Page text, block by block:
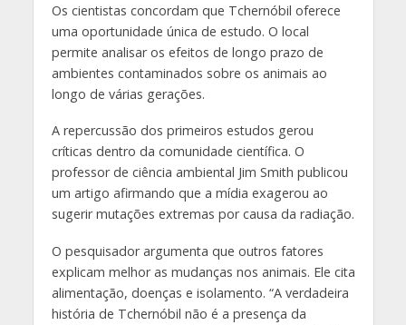
Os cientistas concordam que Tchernóbil oferece
uma oportunidade única de estudo. O local
permite analisar os efeitos de longo prazo de
ambientes contaminados sobre os animais ao
longo de várias gerações.
A repercussão dos primeiros estudos gerou
críticas dentro da comunidade científica. O
professor de ciência ambiental Jim Smith publicou
um artigo afirmando que a mídia exagerou ao
sugerir mutações extremas por causa da radiação.
O pesquisador argumenta que outros fatores
explicam melhor as mudanças nos animais. Ele cita
alimentação, doenças e isolamento. “A verdadeira
história de Tchernóbil não é a presença da